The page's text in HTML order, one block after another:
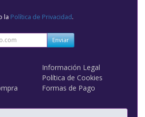
la Política de Privacidad.
Enviar
Información Legal
Política de Cookies
Formas de Pago